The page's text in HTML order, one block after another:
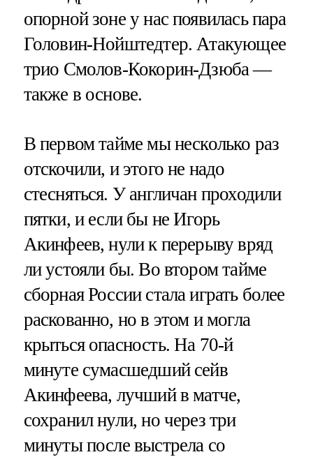
опорной зоне у нас появилась пара
Головин-Нойштедтер. Атакующее
трио Смолов-Кокорин-Дзюба —
также в основе.
В первом тайме мы несколько раз
отскочили, и этого не надо
стесняться. У англичан проходили
пятки, и если бы не Игорь
Акинфеев, нули к перерыву вряд
ли устояли бы. Во втором тайме
сборная России стала играть более
раскованно, но в этом и могла
крыться опасность. На 70-й
минуте сумасшедший сейв
Акинфеева, лучший в матче,
сохранил нули, но через три
минуты после выстрела со